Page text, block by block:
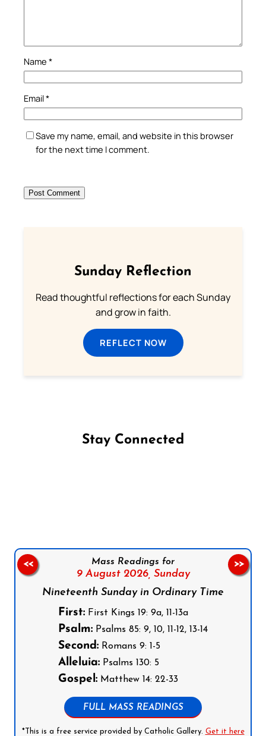
Name *
Email*
Save my name, email, and website in this browser
for the next time I comment.
Sunday Reflection
Read thoughtful reflections for each Sunday
and grow in faith.
REFLECT NOW
Stay Connected
Mass Readings for
9 August 2026, Sunday
Nineteenth Sunday in Ordinary Time
First: First Kings 19: 9a, 11-13a
Psalm: Psalms 85: 9, 10, 11-12, 13-14
Second: Romans 9: 1-5
Alleluia: Psalms 130: 5
Gospel: Matthew 14: 22-33
FULL MASS READINGS
*This is a free service provided by Catholic Gallery. Get it here
<< >>